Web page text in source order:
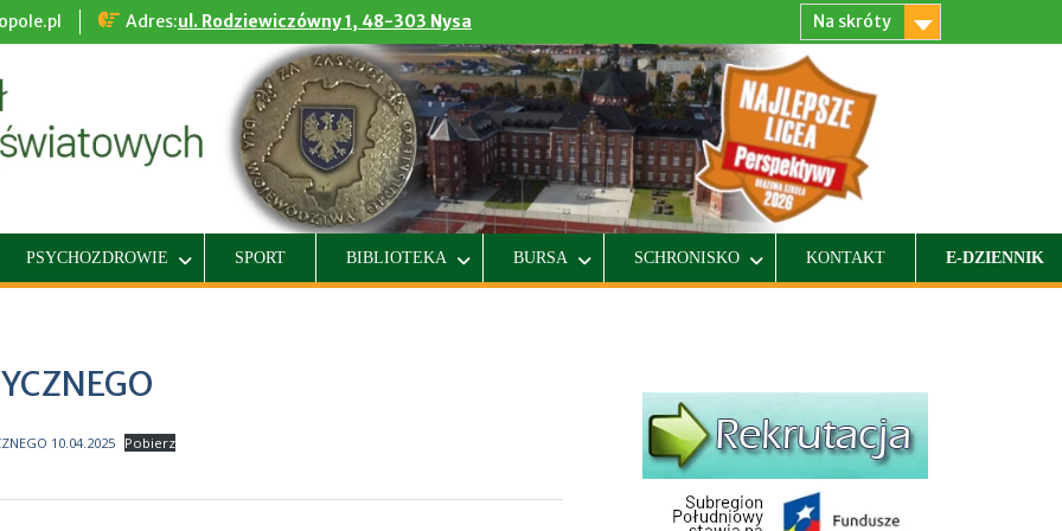
Adres:ul. Rodziewiczówny 1, 48-303 Nysa Na skróty
PSYCHOZDROWIE SPORT BIBLIOTEKA BURSA SCHRONISKO KONTAKT E-DZIENNIK
10.04.2025 Pobierz